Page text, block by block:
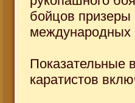
бойцов призеры
международных
Показательные
каратистов